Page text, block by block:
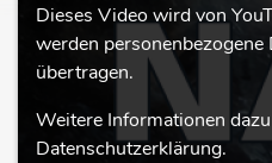
Dieses Video wird von
werden
übertragen.
Weitere Informationen
Datenschutzerklärung.